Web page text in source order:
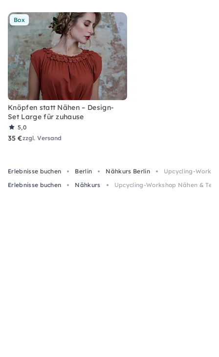
Box
Knöpfen statt Nähen – Design-
Set Large für zuhause
5,0
35 €zzgl. Versand
Erlebnisse buchen Berlin Nähkurs Berlin
Upcycling-
Erlebnisse buchen
Nähkurs Upcycling-Workshop Nähen &